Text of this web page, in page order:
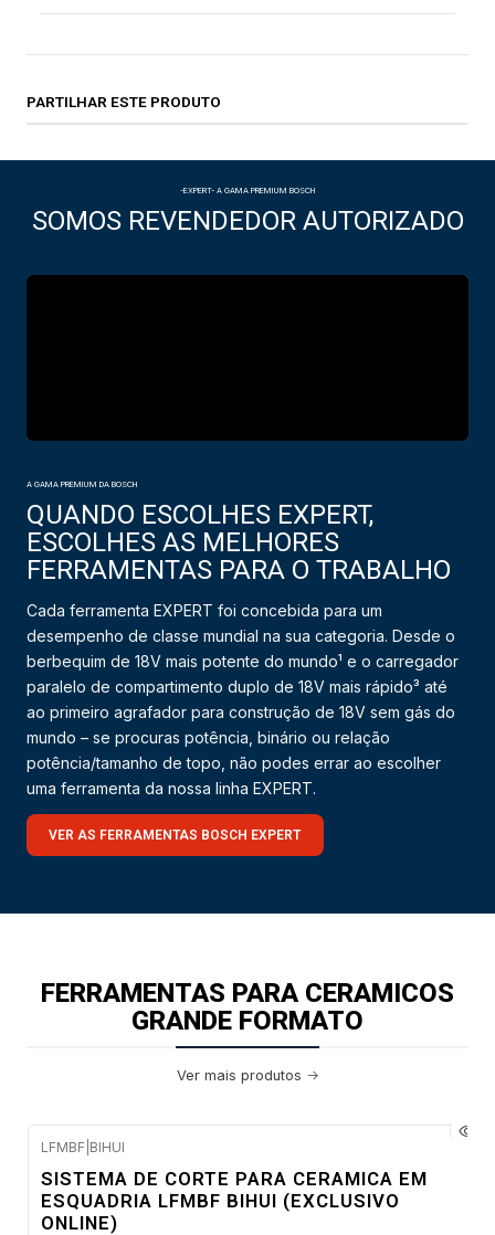
PARTILHAR ESTE PRODUTO
-EXPERT- A GAMA PREMIUM BOSCH
SOMOS REVENDEDOR AUTORIZADO
A GAMA PREMIUM DA BOSCH
QUANDO ESCOLHES EXPERT,
ESCOLHES AS MELHORES
FERRAMENTAS PARA O TRABALHO
Cada ferramenta EXPERT foi concebida para um
desempenho de classe mundial na sua categoria. Desde o
berbequim de 18V mais potente do mundo¹ e o carregador
paralelo de compartimento duplo de 18V mais rápido³ até
ao primeiro agrafador para construção de 18V sem gás do
mundo – se procuras potência, binário ou relação
potência/tamanho de topo, não podes errar ao escolher
uma ferramenta da nossa linha EXPERT.
VER AS FERRAMENTAS BOSCH EXPERT
FERRAMENTAS PARA CERAMICOS
GRANDE FORMATO
Ver mais produtos
-38%
DESC.
Envio imediato
LFMBF BIHUI
SISTEMA DE CORTE PARA CERAMICA EM
ESQUADRIA LFMBF BIHUI (EXCLUSIVO
ONLINE)